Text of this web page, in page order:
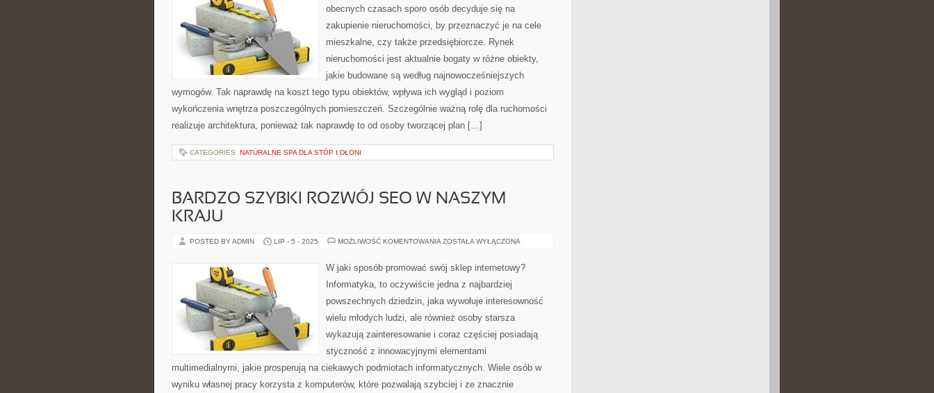
obecnych czasach sporo osób decyduje się na
zakupienie nieruchomości, by przeznaczyć je na cele
mieszkalne, czy także przedsiębiorcze. Rynek
nieruchomości jest aktualnie bogaty w różne obiekty,
jakie budowane są według najnowocześniejszych
wymogów. Tak naprawdę na koszt tego typu obiektów, wpływa ich wygląd i poziom
wykończenia wnętrza poszczególnych pomieszczeń. Szczególnie ważną rolę dla ruchomości
realizuje architektura, ponieważ tak naprawdę to od osoby tworzącej plan […]
CATEGORIES: NATURALNE SPA DLA STÓP I DŁONI
BARDZO SZYBKI ROZWÓJ SEO W NASZYM
KRAJU
POSTED BY ADMIN LIP - 5 - 2025 MOŻLIWOŚĆ KOMENTOWANIA BARDZO
SEO
W
KRAJU
ZOSTAŁA WYŁĄCZONA
W jaki sposób promować swój sklep internetowy?
Informatyka, to oczywiście jedna z najbardziej
powszechnych dziedzin, jaka wywołuje interesowność
wielu młodych ludzi, ale również osoby starsza
wykazują zainteresowanie i coraz częściej posiadają
styczność z innowacyjnymi elementami
multimedialnymi, jakie prosperują na ciekawych podmiotach informatycznych. Wiele osób w
wyniku własnej pracy korzysta z komputerów, które pozwalają szybciej i ze znacznie